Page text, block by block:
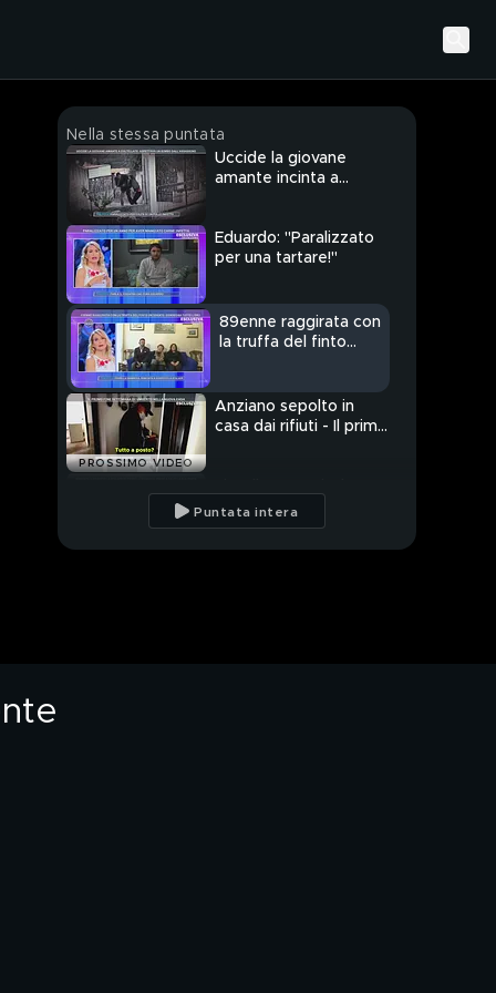
Nella stessa puntata
Uccide la giovane
amante incinta a
Eduardo: "Paralizzato
per una tartare!"
89enne raggirata con
la truffa del finto
PROSSIMO VIDEO
Anziano sepolto in
casa dai rifiuti - Il primo
stalker rinviata a
giudizio
Puntata intera